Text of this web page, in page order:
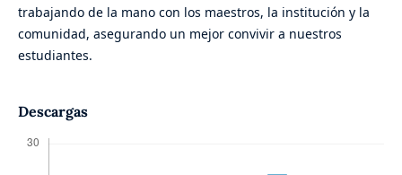
trabajando de la mano con los maestros, la institución y la
comunidad, asegurando un mejor convivir a nuestros
estudiantes.
Descargas